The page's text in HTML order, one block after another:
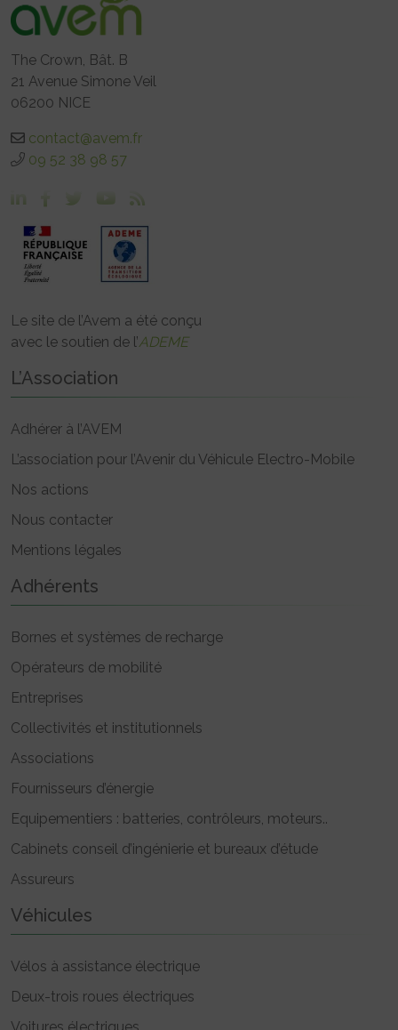
The Crown, Bât. B
21 Avenue Simone Veil
06200 NICE
contact@avem.fr
09 52 38 98 57
Le site de l’Avem a été conçu
avec le soutien de l’ADEME
L’Association
Adhérer à l’AVEM
L’association pour l’Avenir du Véhicule Electro-Mobile
Nos actions
Nous contacter
Mentions légales
Adhérents
Bornes et systèmes de recharge
Opérateurs de mobilité
Entreprises
Collectivités et institutionnels
Associations
Fournisseurs d’énergie
Equipementiers : batteries, contrôleurs, moteurs..
Cabinets conseil d’ingénierie et bureaux d’étude
Assureurs
Véhicules
Vélos à assistance électrique
Deux-trois roues électriques